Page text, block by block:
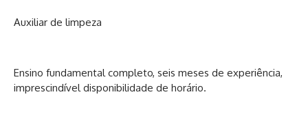
Auxiliar de limpeza
Ensino fundamental completo, seis meses de experiência,
imprescindível disponibilidade de horário.